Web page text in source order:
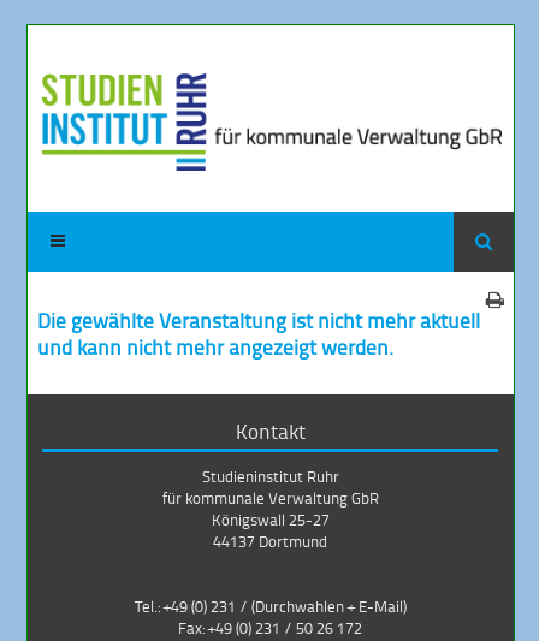
Die gewählte Veranstaltung ist nicht mehr aktuell
und kann nicht mehr angezeigt werden.
Kontakt
Studieninstitut Ruhr
für kommunale Verwaltung GbR
Königswall 25-27
44137 Dortmund
Tel.: +49 (0) 231 / (Durchwahlen + E-Mail)
Fax: +49 (0) 231 / 50 26 172